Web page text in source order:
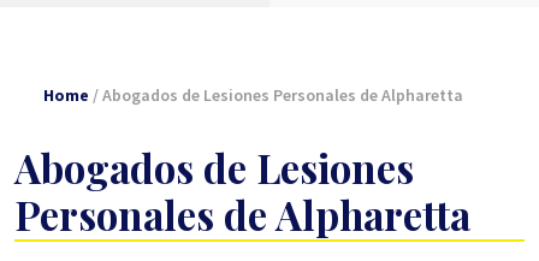
Home /Abogados de Lesiones Personales de Alpharetta
Abogados de Lesiones
Personales de Alpharetta